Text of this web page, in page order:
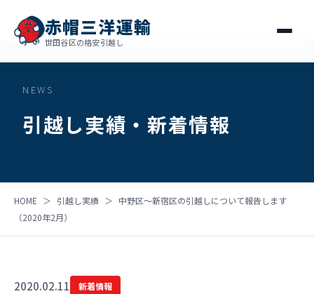
赤帽三洋運輸
世田谷区の格安引越し
NEWS
引越し実績・新着情報
HOME ＞ 引越し実績 ＞ 中野区〜新宿区の引越しについて報告します
（2020年2月）
2020.02.11 新着情報